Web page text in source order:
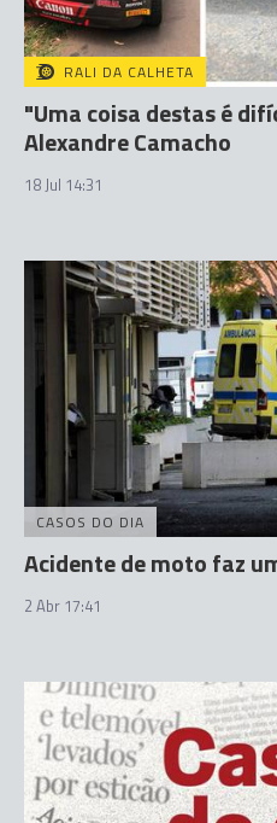
RALI DA CALHETA
"Uma coisa destas é
Alexandre Camacho
18 Jul 14:31
CASOS DO DIA
Acidente de moto faz
2 Abr 17:41